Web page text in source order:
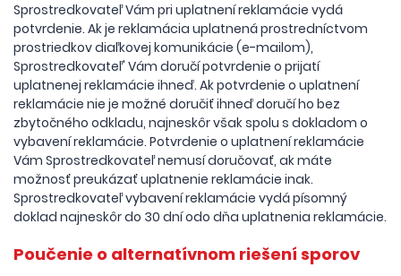
Sprostredkovateľ Vám pri uplatnení reklamácie vydá
potvrdenie. Ak je reklamácia uplatnená prostredníctvom
prostriedkov diaľkovej komunikácie (e-mailom),
Sprostredkovateľ' Vám doručí potvrdenie o prijatí
uplatnenej reklamácie ihneď. Ak potvrdenie o uplatnení
reklamácie nie je možné doručiť ihneď doručí ho bez
zbytočného odkladu, najneskôr však spolu s dokladom o
vybavení reklamácie. Potvrdenie o uplatnení reklamácie
Vám Sprostredkovateľ nemusí doručovať, ak máte
možnosť preukázať uplatnenie reklamácie inak.
Sprostredkovateľ vybavení reklamácie vydá písomný
doklad najneskôr do 30 dní odo dňa uplatnenia reklamácie.
Poučenie o alternatívnom riešení sporov